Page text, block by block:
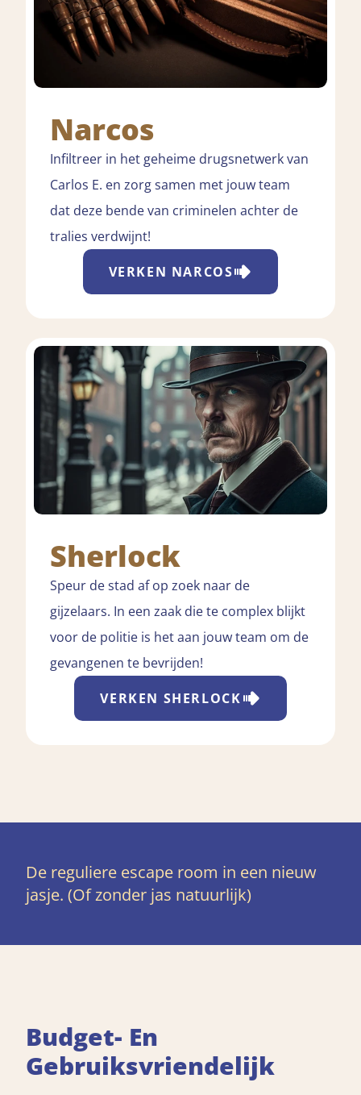
Narcos
Infiltreer in het geheime drugsnetwerk van
Carlos E. en zorg samen met jouw team
dat deze bende van criminelen achter de
tralies verdwijnt!
VERKEN NARCOS
Sherlock
Speur de stad af op zoek naar de
gijzelaars. In een zaak die te complex blijkt
voor de politie is het aan jouw team om de
gevangenen te bevrijden!
VERKEN SHERLOCK
De reguliere escape room in een nieuw
jasje. (Of zonder jas natuurlijk)
Budget- En
Gebruiksvriendelijk